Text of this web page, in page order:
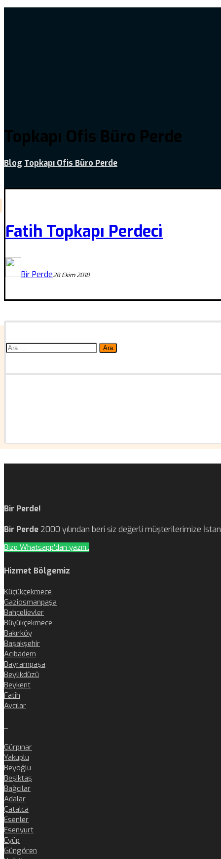
Topkapı Ofis Büro Perde
Blog Topkapı Ofis Büro Perde
Fatih Topkapı Perdeci
Bir Perde28 Ekim 2018
Arama:
Bir Perde!
Bir Perde 2000 yılından beri siz değerli müşterilerimize
Bize Whatsapp'dan yazın..
Hizmet Bölgemiz
Küçükçekmece
Gaziosmanpaşa
Bahçelievler
Büyükçekmece
Bakırköy
Başakşehir
Acıbadem
Bayrampaşa
Beylikdüzü
Beykent
Fatih
Avcılar
..
Gürpınar
Yakuplu
Beyoğlu
Beşiktaş
Bağcılar
Adalar
Çatalca
Esenler
Esenyurt
Eyüp
Güngören